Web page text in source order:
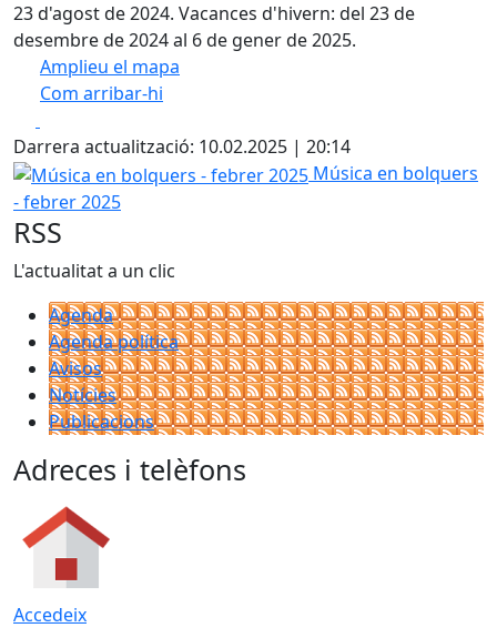
23 d'agost de 2024. Vacances d'hivern: del 23 de
desembre de 2024 al 6 de gener de 2025.
Amplieu el mapa
Com arribar-hi
+
−
Darrera actualització: 10.02.2025 | 20:14
Música en bolquers - febrer 2025
Música en bolquers
- febrer 2025
RSS
L'actualitat a un clic
Agenda
Agenda política
Avisos
Notícies
Publicacions
Adreces i telèfons
Accedeix